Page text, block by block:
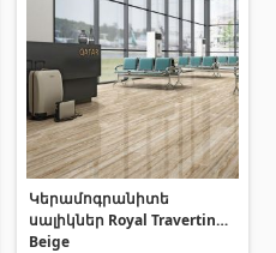
Կերամոգրանիտե
սալիկներ Royal Travertino
Beige